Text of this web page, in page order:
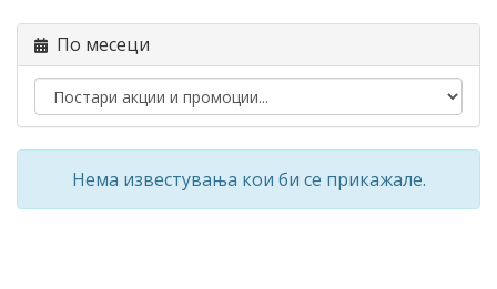
По месеци
Нема известувања кои би се прикажале.